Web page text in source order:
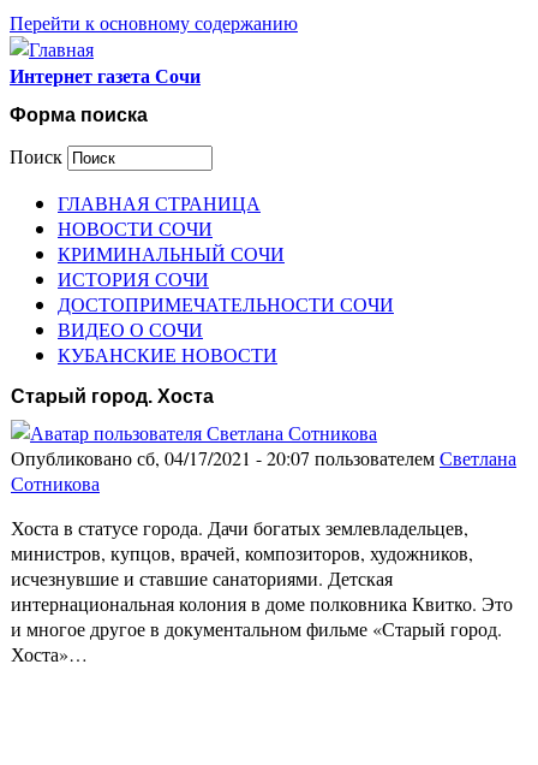
Перейти к основному содержанию
Интернет газета Сочи
Форма поиска
Поиск
ГЛАВНАЯ СТРАНИЦА
НОВОСТИ СОЧИ
КРИМИНАЛЬНЫЙ СОЧИ
ИСТОРИЯ СОЧИ
ДОСТОПРИМЕЧАТЕЛЬНОСТИ СОЧИ
ВИДЕО О СОЧИ
КУБАНСКИЕ НОВОСТИ
Старый город. Хоста
Опубликовано сб, 04/17/2021 - 20:07 пользователемСветлана
Сотникова
Хоста в статусе города. Дачи богатых землевладельцев,
министров, купцов, врачей, композиторов, художников,
исчезнувшие и ставшие санаториями. Детская
интернациональная колония в доме полковника Квитко. Это
и многое другое в документальном фильме «Старый город.
Хоста»…